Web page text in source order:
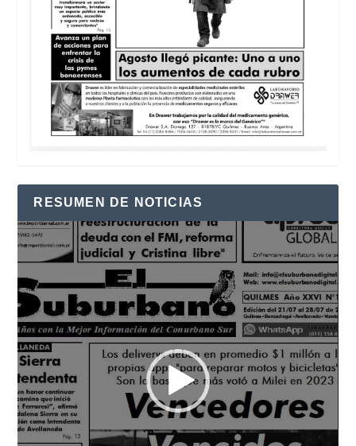
RESUMEN DE NOTICIAS
Reproductor
de
vídeo